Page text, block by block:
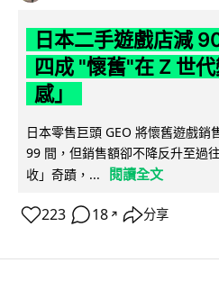
日本二手遊戲店減
四成 "懷舊"在 Z 世
感」
日本零售巨頭 GEO 將懷舊遊戲銷
99 間，但銷售額卻不降反升至過
收」奇蹟，...
閱讀全文
223 18 ↗ 分享